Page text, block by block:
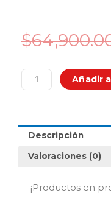
$
Rallador
Pica
Meileyi
Añadir
Descripción
Valoraciones (0)
¡Productos en